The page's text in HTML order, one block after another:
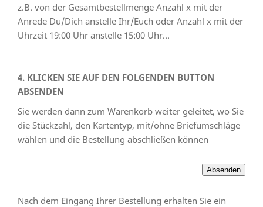
z.B. von der Gesamtbestellmenge Anzahl x mit der
Anrede Du/Dich anstelle Ihr/Euch oder Anzahl x mit der
Uhrzeit 19:00 Uhr anstelle 15:00 Uhr...
4. KLICKEN SIE AUF DEN FOLGENDEN BUTTON
ABSENDEN
Sie werden dann zum Warenkorb weiter geleitet, wo Sie
die Stückzahl, den Kartentyp, mit/ohne Briefumschläge
wählen und die Bestellung abschließen können
Nach dem Eingang Ihrer Bestellung erhalten Sie ein